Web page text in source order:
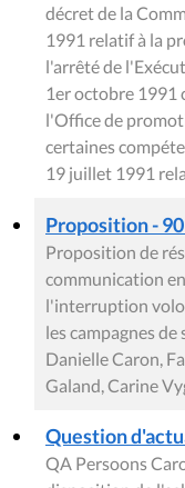
décret de la
1991 relatif à la
l'arrêté de
1er octobre 1991
l'Office de
certaines
19 juillet 1991
Proposition - 90
Proposition de
communication
l'interruption
les campagnes
Danielle Caron,
Galand, Carine
Question
QA Persoons